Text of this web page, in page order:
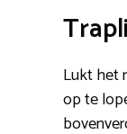
Lukt het
op te